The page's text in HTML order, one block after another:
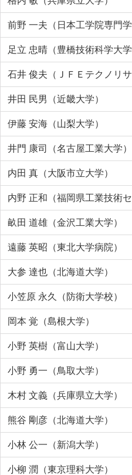
前野 一夫（日本工学院専門
足立 忠晴（豊橋技術科学大
石井 俊夫（ＪＦＥテクノリ
井田 民男（近畿大学）
伊藤 安海（山梨大学）
井門 康司（名古屋工業大学）
内田 真（大阪市立大学）
内野 正和（福岡県工業技術
畝田 道雄（金沢工業大学）
遠藤 英昭（東北大学病院）
大参 達也（北海道大学）
小笠原 永久（防衛大学校）
岡本 覚（島根大学）
小野 英樹（富山大学）
小野 勇一（鳥取大学）
木村 文義（兵庫県立大学）
熊谷 剛彦（北海道大学）
小林 公一（新潟大学）
小柳 潤（東京理科大学）